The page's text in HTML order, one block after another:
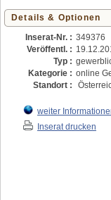
Details & Optionen
Inserat-Nr. : 349376
Veröffentl. :
Typ :
Kategorie : online
Standort :
weiter
Inserat drucken